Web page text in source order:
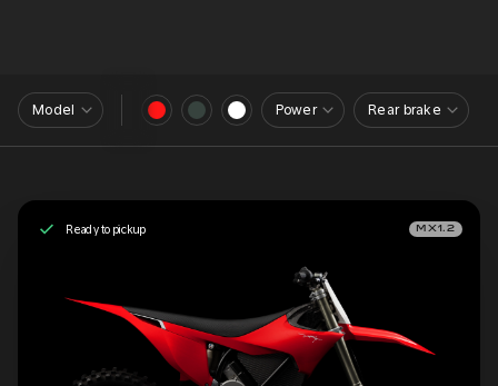
Model Power Rear brake
Ready to pickup MX1.2